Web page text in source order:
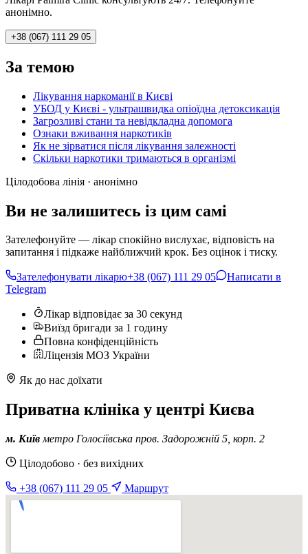
анонімно.
+38 (067) 111 29 05
За темою
Лікування наркоманії в Києві
УБОД у Києві - ультрашвидка опіоїдна детоксикація
Загрозливі стани та невідкладна допомога
Ознаки вживання наркотиків
Як не зірватися після лікування залежності
Скільки наркотики тримаються в організмі
Цілодобова лінія · анонімно
Ви не залишитесь із цим самі
Зателефонуйте — лікар спокійно вислухає, відповість на
запитання і підкаже найближчий крок. Без оцінок і тиску.
Зателефонувати лікарю+38 (067) 111 29 05
Написати в
Telegram
Лікар відповідає за 30 секунд
Виїзд бригади за 1 годину
Повна конфіденційність
Ліцензія МОЗ України
Як до нас доїхати
Приватна клініка у центрі Києва
м. Київ метро Голосіївська пров. Задорожній 5, корп. 2
Цілодобово · без вихідних
+38 (067) 111 29 05 Маршрут